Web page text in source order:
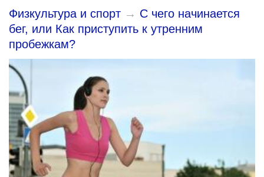
Физкультура и спорт → С чего начинается
бег, или Как приступить к утренним
пробежкам?